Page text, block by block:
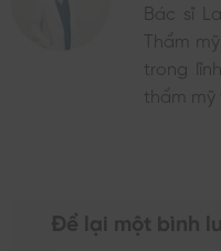
Bác sĩ
Thẩm
trong
thẩm mỹ
Để lại một bình